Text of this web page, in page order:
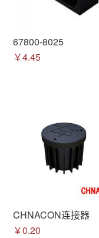
67800-8025
￥4.45
CHNACON连接器
￥0.20